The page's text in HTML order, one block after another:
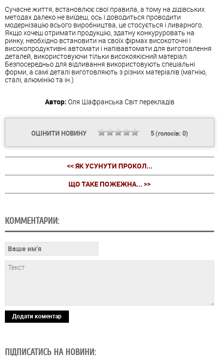
Сучасне життя, встановлює свої правила, а тому на дідівських
методах далеко не виїдеш, ось і доводиться проводити
модернізацію всього виробництва, це стосується і ливарного.
Якщо хочеш отримати продукцію, здатну конкуруровать на
ринку, необхідно встановити на своїх фірмах високоточні і
високопродуктивні автомати і напівавтомати для виготовлення
деталей, використовуючи тільки високоякісний матеріал.
Безпосередньо для відливання використовують спеціальні
форми, а самі деталі виготовляють з різних матеріалів (магнію,
сталі, алюмінію та ін.)
Автор: Оля Шафранська Світ перекладів
ОЦІНИТИ НОВИНУ 5(голосів: 0)
<< ЯК УСУНУТИ ПРОКОЛ...
ЩО ТАКЕ ПОЖЕЖНА... >>
КОММЕНТАРИИ:
Додати коментар
ПІДПИСАТИСЬ НА НОВИНИ: